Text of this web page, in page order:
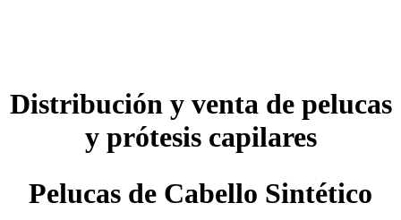
Distribución y venta de pelucas
y prótesis capilares
Pelucas de Cabello Sintético